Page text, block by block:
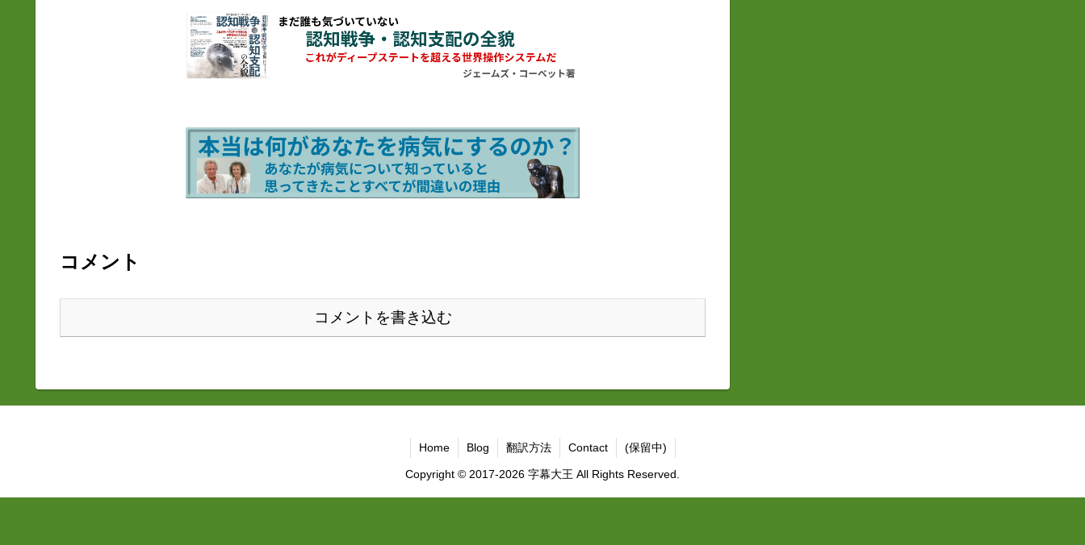
コメント
コメントを書き込む
Home Blog 翻訳方法 Contact (保留中)
Copyright © 2017-2026 字幕大王 All Rights Reserved.